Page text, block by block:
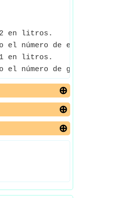
2 en litros.
el número de
1 en litros.
el número de gramos